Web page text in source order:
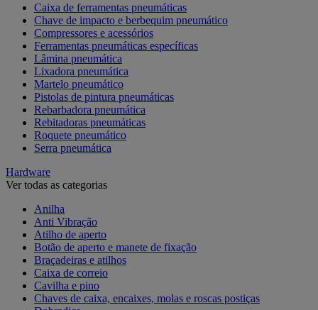
Caixa de ferramentas pneumáticas
Chave de impacto e berbequim pneumático
Compressores e acessórios
Ferramentas pneumáticas específicas
Lâmina pneumática
Lixadora pneumática
Martelo pneumático
Pistolas de pintura pneumáticas
Rebarbadora pneumática
Rebitadoras pneumáticas
Roquete pneumático
Serra pneumática
Hardware
Ver todas as categorias
Anilha
Anti Vibração
Atilho de aperto
Botão de aperto e manete de fixação
Braçadeiras e atilhos
Caixa de correio
Cavilha e pino
Chaves de caixa, encaixes, molas e roscas postiças